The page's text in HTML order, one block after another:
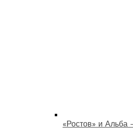
«Ростов» и Альба